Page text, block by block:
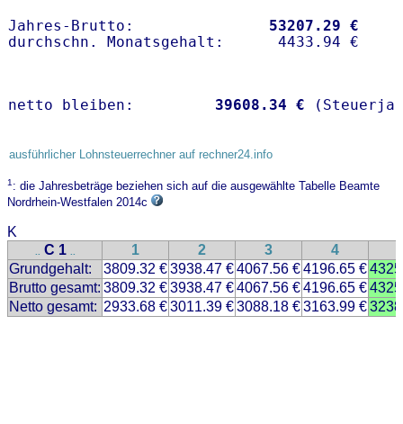
Jahres-Brutto: 53207.29 €
netto bleiben: 39608.34 €
ausführlicher Lohnsteuerrechner auf rechner24.info
1: die Jahresbeträge beziehen sich auf die ausgewählte Tabelle Beamte
Nordrhein-Westfalen 2014c
K
.. C 1 .. 1 2 3 4
Grundgehalt:
3809.32 €3938.47 €4067.56 €4196.65 €
Brutto gesamt: 3809.32 €3938.47 €4067.56 €4196.65 €
Netto gesamt: 2933.68 €3011.39 €3088.18 €3163.99 €